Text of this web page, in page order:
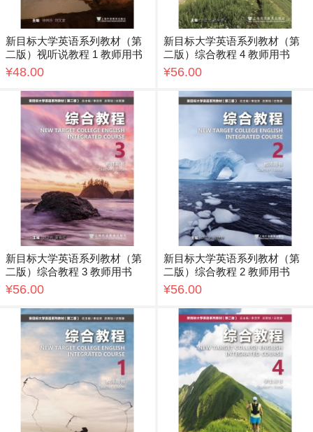
新目标大学英语系列教材（第
二版）视听说教程 1 教师用书
¥48.00
新目标大学英语系列教材（第
二版）综合教程 4 教师用书
¥56.00
新目标大学英语系列教材（第
二版）综合教程 3 教师用书
¥56.00
新目标大学英语系列教材（第
二版）综合教程 2 教师用书
¥56.00